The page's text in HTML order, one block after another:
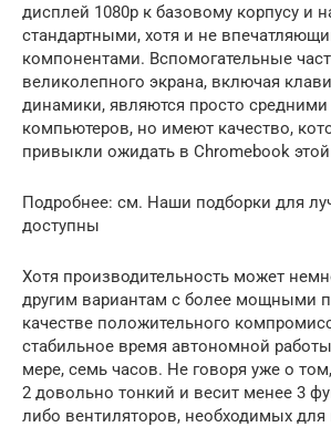
дисплей 1080p к базовому корпусу и
стандартными, хотя и не
компонентами. Вспомогательные
великолепного экрана, включая
динамики, являются просто
компьютеров, но имеют качество,
привыкли ожидать в Chromebook
Подробнее: см. Наши подборки для
доступны
Хотя производительность может
другим вариантам с более мощными
качестве положительного
стабильное время автономной
мере, семь часов. Не говоря уже о
2 довольно тонкий и весит менее 3
либо вентиляторов, необходимых